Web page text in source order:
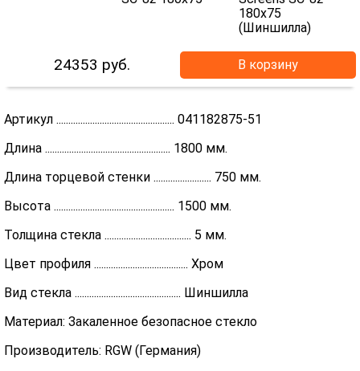
24353 руб. В корзину
Артикул ................................................. 041182875-51
Длина .................................................... 1800 мм.
Длина торцевой стенки ........................ 750 мм.
Высота .................................................. 1500 мм.
Толщина стекла .................................... 5 мм.
Цвет профиля ....................................... Хром
Вид стекла ............................................ Шиншилла
Материал: Закаленное безопасное стекло
Производитель: RGW (Германия)